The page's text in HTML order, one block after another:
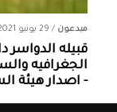
مبدعون / 29 يونيو 2021
قبيله الدواسر
الجغرافيه
- اصدار هيئة